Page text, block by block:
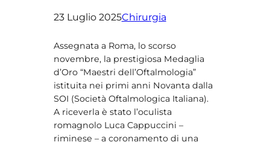
23 Luglio 2025Chirurgia
Assegnata a Roma, lo scorso
novembre, la prestigiosa Medaglia
d’Oro “Maestri dell’Oftalmologia”
istituita nei primi anni Novanta dalla
SOI (Società Oftalmologica Italiana).
A riceverla è stato l’oculista
romagnolo Luca Cappuccini –
riminese – a coronamento di una